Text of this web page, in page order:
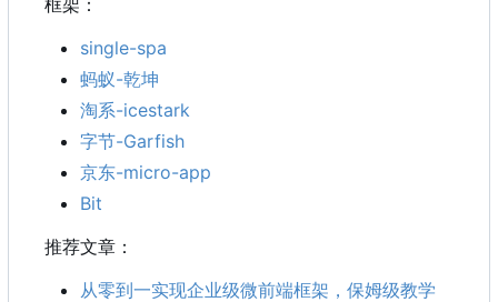
single-spa
蚂蚁-乾坤
淘系-icestark
字节-Garfish
京东-micro-app
Bit
推荐文章：
从零到一实现企业级微前端框架，保姆级教学